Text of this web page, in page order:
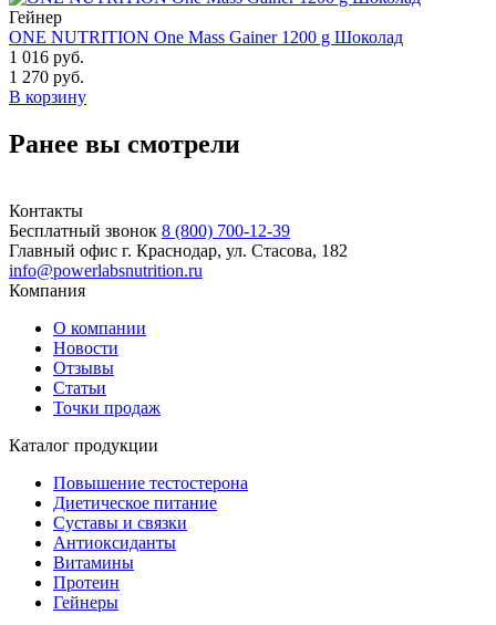
Гейнер
ONE NUTRITION One Mass Gainer 1200 g Шоколад
1 016 руб.
1 270 руб.
В корзину
Ранее вы смотрели
Контакты
Бесплатный звонок 8 (800) 700-12-39
Главный офис г. Краснодар, ул. Стасова, 182
info@powerlabsnutrition.ru
Компания
О компании
Новости
Отзывы
Статьи
Точки продаж
Каталог продукции
Повышение тестостерона
Диетическое питание
Суставы и связки
Антиоксиданты
Витамины
Протеин
Гейнеры